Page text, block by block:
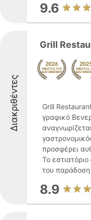
9.6
Διακριθέντες
Grill
Grill
γραφικό
προσφέρει
Το
του
8.9